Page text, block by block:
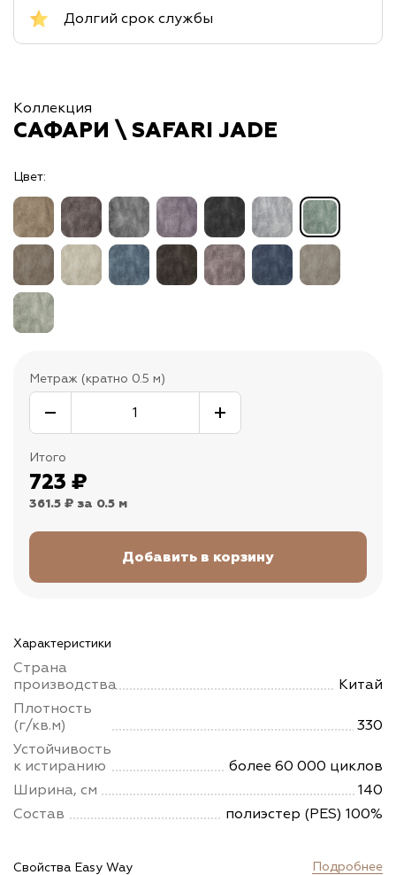
Долгий срок службы
Коллекция
САФАРИ \ SAFARI JADE
Цвет:
Метраж (кратно 0.5 м)
Итого
723 ₽
361.5 ₽ за 0.5 м
Характеристики
Страна
производства
Китай
Плотность
(г/кв.м)
330
Устойчивость
к истиранию
более 60 000 циклов
Ширина, см
140
Состав
полиэстер (PES) 100%
Свойства Easy Way Подробнее